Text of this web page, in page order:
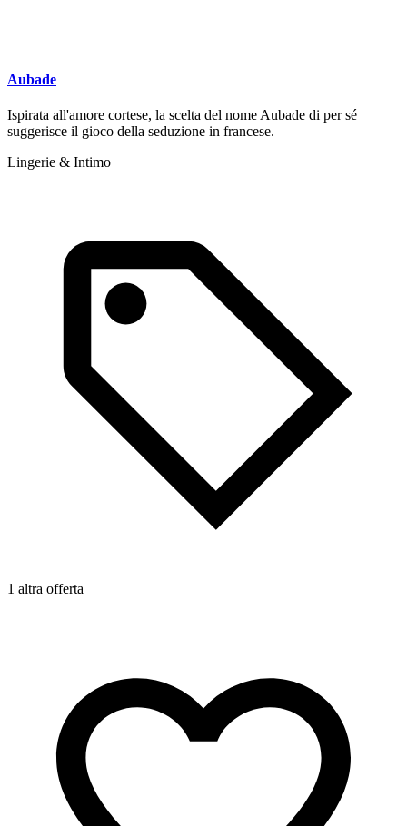
Aubade
Ispirata all'amore cortese, la scelta del nome Aubade di per sé
suggerisce il gioco della seduzione in francese.
Lingerie & Intimo
1 altra offerta